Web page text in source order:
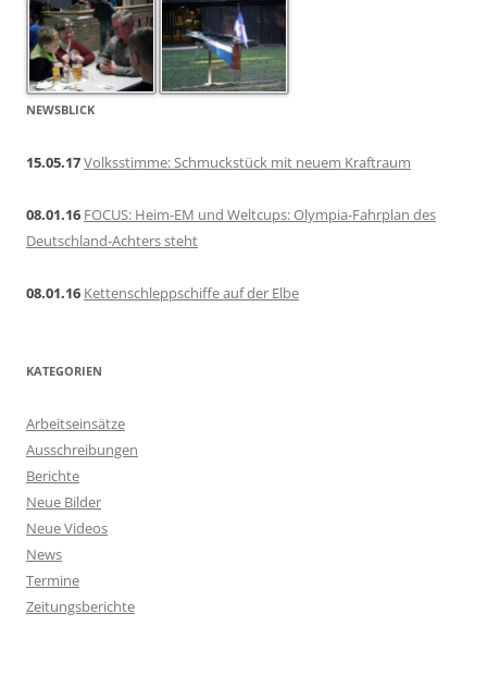
NEWSBLICK
15.05.17Volksstimme: Schmuckstück mit neuem Kraftraum
08.01.16 FOCUS: Heim-EM und Weltcups: Olympia-Fahrplan des
Deutschland-Achters steht
08.01.16 Kettenschleppschiffe auf der Elbe
KATEGORIEN
Arbeitseinsätze
Ausschreibungen
Berichte
Neue Bilder
Neue Videos
News
Termine
Zeitungsberichte